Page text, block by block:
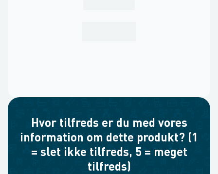
Hvor tilfreds er du med vores
information om dette produkt? (1
= slet ikke tilfreds, 5 = meget
tilfreds)